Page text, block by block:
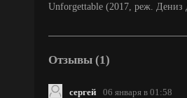
Unforgettable (2017, реж.
Отзывы (1)
сергей 06 января в 01:58